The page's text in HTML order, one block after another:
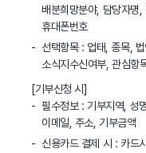
배분희망분야, 담당자명
휴대폰번호
선택항목 : 업태, 종목,
소식지수신여부, 관심항
[기부신청 시]
필수정보 : 기부지역, 성
이메일, 주소, 기부금액
신용카드 결제 시 : 카드